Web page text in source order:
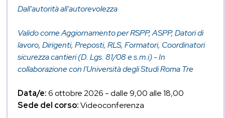
Dall'autorità all'autorevolezza
Valido come Aggiornamento per RSPP, ASPP, Datori di
lavoro, Dirigenti, Preposti, RLS, Formatori, Coordinatori
sicurezza cantieri (D. Lgs. 81/08 e s.m.i) - In
collaborazione con l'Università degli Studi Roma Tre
Data/e:6 ottobre 2026 - dalle 9,00 alle 18,00
Sede del corso:Videoconferenza